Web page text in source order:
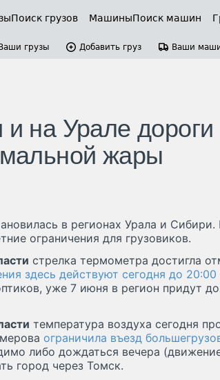
Поиск грузов МашиныПоиск машин
Ваши грузы Добавить груз Ваши
на Урале дороги
жары
в регионах Урала и
ограничения для грузовиков.
стрелка термометра достигла
здесь действуют сегодня до
уже 7 июня в регион придут
температура воздуха сегодня
ограничила въезд
либо дождаться вечера
город через Томск.